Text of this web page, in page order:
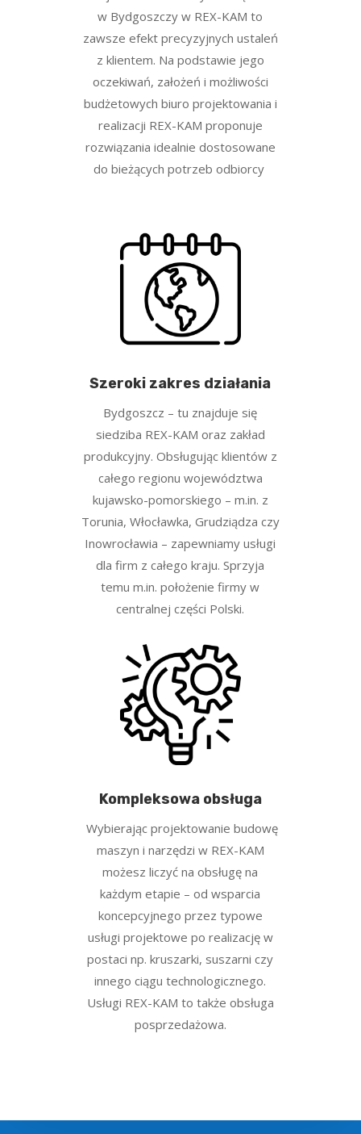
w Bydgoszczy w REX-KAM to
zawsze efekt precyzyjnych ustaleń
z klientem. Na podstawie jego
oczekiwań, założeń i możliwości
budżetowych biuro projektowania i
realizacji REX-KAM proponuje
rozwiązania idealnie dostosowane
do bieżących potrzeb odbiorcy
Szeroki zakres działania
Bydgoszcz – tu znajduje się
siedziba REX-KAM oraz zakład
produkcyjny. Obsługując klientów z
całego regionu województwa
kujawsko-pomorskiego – m.in. z
Torunia, Włocławka, Grudziądza czy
Inowrocławia – zapewniamy usługi
dla firm z całego kraju. Sprzyja
temu m.in. położenie firmy w
centralnej części Polski.
Kompleksowa obsługa
Wybierając projektowanie budowę
maszyn i narzędzi w REX-KAM
możesz liczyć na obsługę na
każdym etapie – od wsparcia
koncepcyjnego przez typowe
usługi projektowe po realizację w
postaci np. kruszarki, suszarni czy
innego ciągu technologicznego.
Usługi REX-KAM to także obsługa
posprzedażowa.